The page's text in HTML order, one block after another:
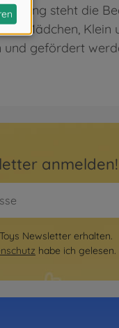
steht die
Mädchen, Klein
und gefördert
anmelden!
Newsletter erhalten.
habe ich gelesen.